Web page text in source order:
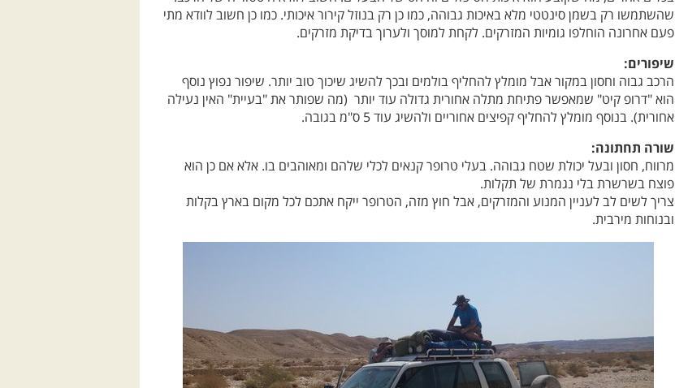
שיפורים:
הרכב גבוה וחסון במקור אבל מומלץ להחליף בולמים ובכך להשיג שיכוך טוב יותר. שיפור נפוץ נוסף
אחורית). בנוסף מומלץ להחליף קפיצים אחוריים ולהשיג עוד 5 ס"מ בגובה.
שורה תחתונה:
מרווח, חסון ובעל יכולת שטח גבוהה. בעלי טרופר קנאים לכלי שלהם ומאוהבים בו. אלא אם כן הוא
צריך לשים לב לעניין המנוע והמזרקים, אבל חוץ מזה, הטרופר ייקח אתכם לכל מקום בארץ בקלות
ובנוחות מירבית.